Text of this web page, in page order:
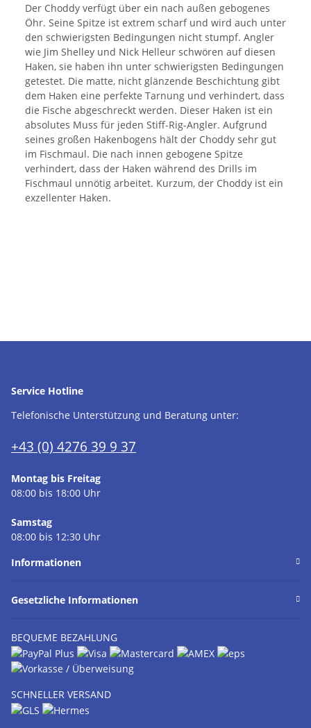
Der Choddy verfügt über ein nach außen gebogenes
Öhr. Seine Spitze ist extrem scharf und wird auch unter
den schwierigsten Bedingungen nicht stumpf. Angler
wie Jim Shelley und Nick Helleur schwören auf diesen
Haken, sie haben ihn unter schwierigsten Bedingungen
getestet. Die matte, nicht glänzende Beschichtung gibt
dem Haken eine perfekte Tarnung und verhindert, dass
die Fische abgeschreckt werden. Dieser Haken ist ein
absolutes Muss für jeden Stiff-Rig-Angler. Aufgrund
seines großen Hakenbogens hält der Choddy sehr gut
im Fischmaul. Die nach innen gebogene Spitze
verhindert, dass der Haken während des Drills im
Fischmaul unnötig arbeitet. Kurzum, der Choddy ist ein
exzellenter Haken.
Service Hotline
Telefonische Unterstützung und Beratung unter:
+43 (0) 4276 39 9 37
Montag bis Freitag
08:00 bis 18:00 Uhr
Samstag
08:00 bis 12:30 Uhr
Informationen
Gesetzliche Informationen
BEQUEME BEZAHLUNG
SCHNELLER VERSAND